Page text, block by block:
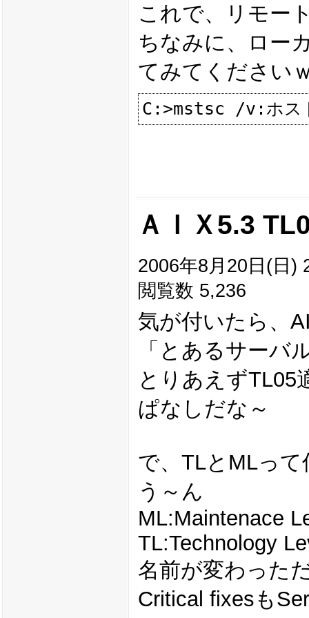
これで、リモー
ちなみに、ロー
てみてください
ＡＩＸ5.3
2006年8月20日(日)
閲覧数 5,236
気が付いたら、
「とあるサーバ
とりあえずTL05
ぱなしだな～
で、TLとMLっ
う～ん
ML:Maintenace
TL:Technology
名前が変わった
Critical fixesも